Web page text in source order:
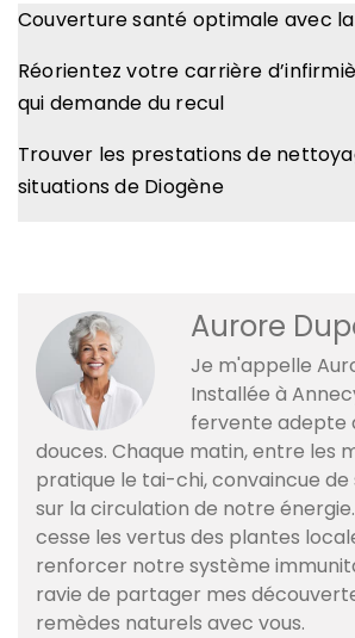
Couverture santé optimale avec
Réorientez votre carrière
qui demande du recul
Trouver les prestations de
situations de Diogène
Aurore
Je m'appelle
Installée à
fervente adepte
douces. Chaque matin, entre les
pratique le tai-chi, convaincue de
sur la circulation de notre
cesse les vertus des plantes
renforcer notre système
ravie de partager mes
remèdes naturels avec vous.